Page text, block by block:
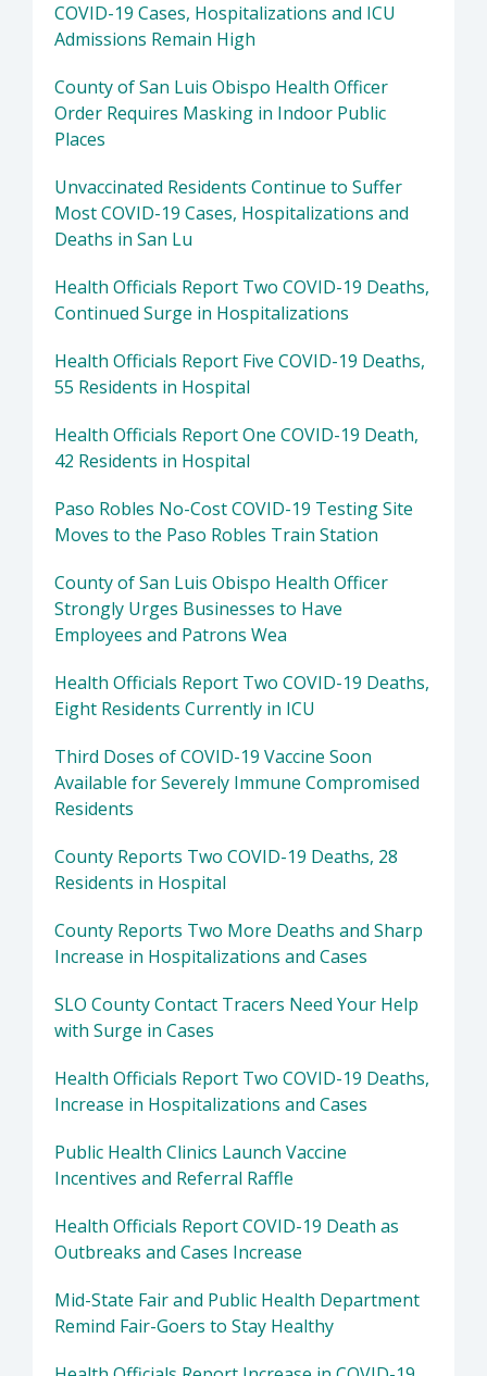
COVID-19 Cases, Hospitalizations and ICU
Admissions Remain High
County of San Luis Obispo Health Officer
Order Requires Masking in Indoor Public
Places
Unvaccinated Residents Continue to Suffer
Most COVID-19 Cases, Hospitalizations and
Deaths in San Lu
Health Officials Report Two COVID-19 Deaths,
Continued Surge in Hospitalizations
Health Officials Report Five COVID-19 Deaths,
55 Residents in Hospital
Health Officials Report One COVID-19 Death,
42 Residents in Hospital
Paso Robles No-Cost COVID-19 Testing Site
Moves to the Paso Robles Train Station
County of San Luis Obispo Health Officer
Strongly Urges Businesses to Have
Employees and Patrons Wea
Health Officials Report Two COVID-19 Deaths,
Eight Residents Currently in ICU
Third Doses of COVID-19 Vaccine Soon
Available for Severely Immune Compromised
Residents
County Reports Two COVID-19 Deaths, 28
Residents in Hospital
County Reports Two More Deaths and Sharp
Increase in Hospitalizations and Cases
SLO County Contact Tracers Need Your Help
with Surge in Cases
Health Officials Report Two COVID-19 Deaths,
Increase in Hospitalizations and Cases
Public Health Clinics Launch Vaccine
Incentives and Referral Raffle
Health Officials Report COVID-19 Death as
Outbreaks and Cases Increase
Mid-State Fair and Public Health Department
Remind Fair-Goers to Stay Healthy